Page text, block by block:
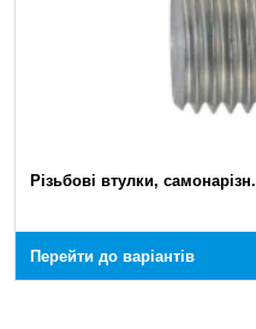
Різьбові втулки, самонарізн.
Перейти до варіантів